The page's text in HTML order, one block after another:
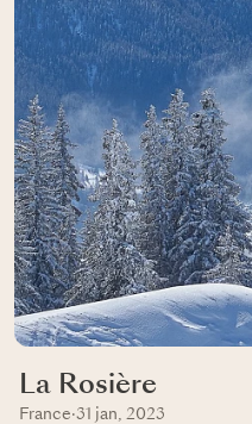
La Rosière
France·31 jan, 2023